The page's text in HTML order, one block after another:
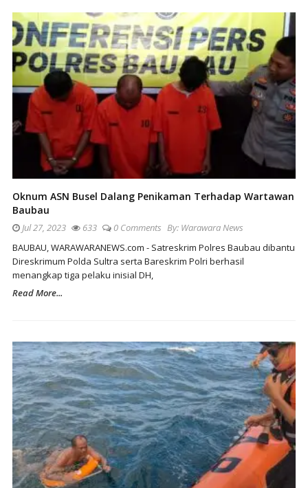
Oknum ASN Busel Dalang Penikaman Terhadap Wartawan
Baubau
Jul 27, 2023 633 0 Comments By: Warawara News
BAUBAU, WARAWARANEWS.com - Satreskrim Polres Baubau dibantu
Direskrimum Polda Sultra serta Bareskrim Polri berhasil
menangkap tiga pelaku inisial DH,
Read More...